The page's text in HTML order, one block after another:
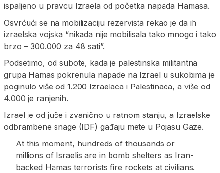
ispaljeno u pravcu Izraela od početka napada Hamasa.
Osvrćući se na mobilizaciju rezervista rekao je da ih
izraelska vojska “nikada nije mobilisala tako mnogo i tako
brzo – 300.000 za 48 sati”.
Podsetimo, od subote, kada je palestinska militantna
grupa Hamas pokrenula napade na Izrael u sukobima je
poginulo više od 1.200 Izraelaca i Palestinaca, a više od
4.000 je ranjenih.
Izrael je od juče i zvanično u ratnom stanju, a Izraelske
odbrambene snage (IDF) gađaju mete u Pojasu Gaze.
At this moment, hundreds of thousands or
millions of Israelis are in bomb shelters as Iran-
backed Hamas terrorists fire rockets at civilians.